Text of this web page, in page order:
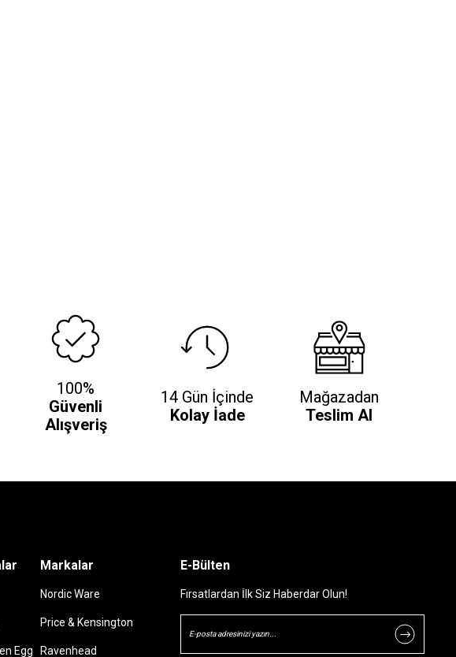
100%
Güvenli
Alışveriş
14 Gün İçinde
Kolay İade
Mağazadan
Teslim Al
Egg
Markalar
Nordic Ware
Price & Kensington
Ravenhead
E-Bülten
Fırsatlardan İlk Siz Haberdar Olun!